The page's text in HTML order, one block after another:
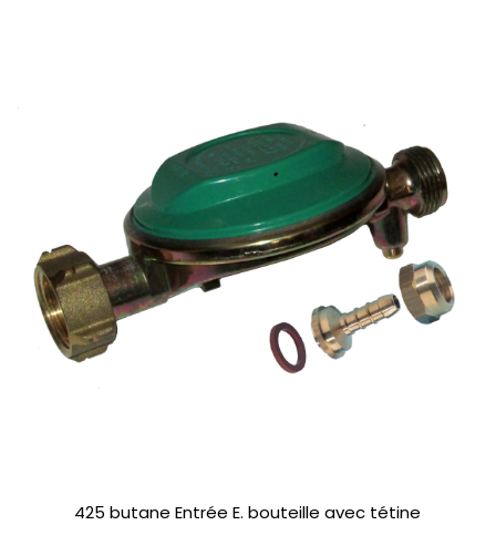
425 butane Entrée E. bouteille avec tétine